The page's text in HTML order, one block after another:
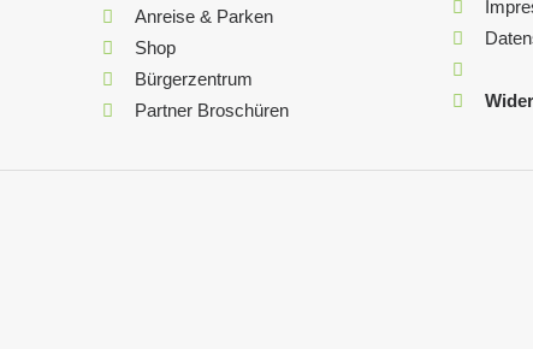
Anreise & Parken
Shop
Bürgerzentrum
Partner Broschüren